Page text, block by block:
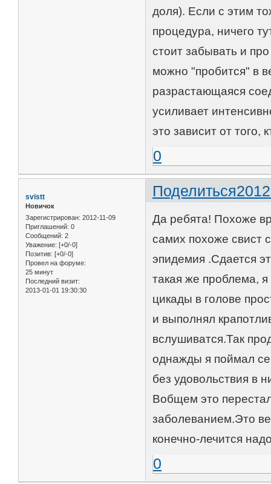
доля). Если с этим
процедура, ничего
стоит забывать и
можно "пробится" в
разрастающаяся
усиливает
это зависит от того,
0
Поделиться
svistt
Новичок
Зарегистрирован: 2012-11-09
Приглашений: 0
Сообщений: 2
Уважение: [+0/-0]
Позитив: [+0/-0]
Провел на форуме:
25 минут
Последний визит:
2013-01-01 19:30:30
Да ребята! Похоже
самих похоже свист
эпидемия .Сдается
такая же проблема, я
цикады в голове
и выполнял
вслушиватся.Так
однажды я поймал
без удовольствия в
Вобщем это
заболеванием.Это
конечно-лечится
0